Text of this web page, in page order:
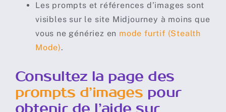
Les prompts et références d’images sont
visibles sur le site Midjourney à moins que
vous ne génériez en mode furtif (Stealth
Mode).
Consultez la page des
prompts d’images pour
obtenir de l’aide sur